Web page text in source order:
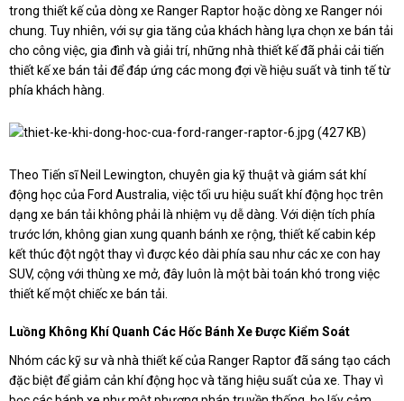
trong thiết kế của dòng xe Ranger Raptor hoặc dòng xe Ranger nói
chung. Tuy nhiên, với sự gia tăng của khách hàng lựa chọn xe bán tải
cho công việc, gia đình và giải trí, những nhà thiết kế đã phải cải tiến
thiết kế xe bán tải để đáp ứng các mong đợi về hiệu suất và tinh tế từ
phía khách hàng.
Theo Tiến sĩ Neil Lewington, chuyên gia kỹ thuật và giám sát khí
động học của Ford Australia, việc tối ưu hiệu suất khí động học trên
dạng xe bán tải không phải là nhiệm vụ dễ dàng. Với diện tích phía
trước lớn, không gian xung quanh bánh xe rộng, thiết kế cabin kép
kết thúc đột ngột thay vì được kéo dài phía sau như các xe con hay
SUV, cộng với thùng xe mở, đây luôn là một bài toán khó trong việc
thiết kế một chiếc xe bán tải.
Luồng Không Khí Quanh Các Hốc Bánh Xe Được Kiểm Soát
Nhóm các kỹ sư và nhà thiết kế của Ranger Raptor đã sáng tạo cách
đặc biệt để giảm cản khí động học và tăng hiệu suất của xe. Thay vì